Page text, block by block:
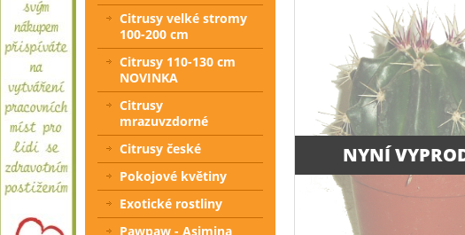
NYNÍ
Citrusy velké stromy
100-200 cm
Citrusy 110-130 cm
NOVINKA
Citrusy
mrazuvzdorné
Citrusy české
Pokojové květiny
Exotické rostliny
Pawpaw - Asimina